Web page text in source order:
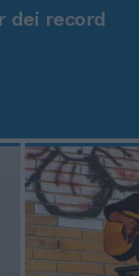
dei record